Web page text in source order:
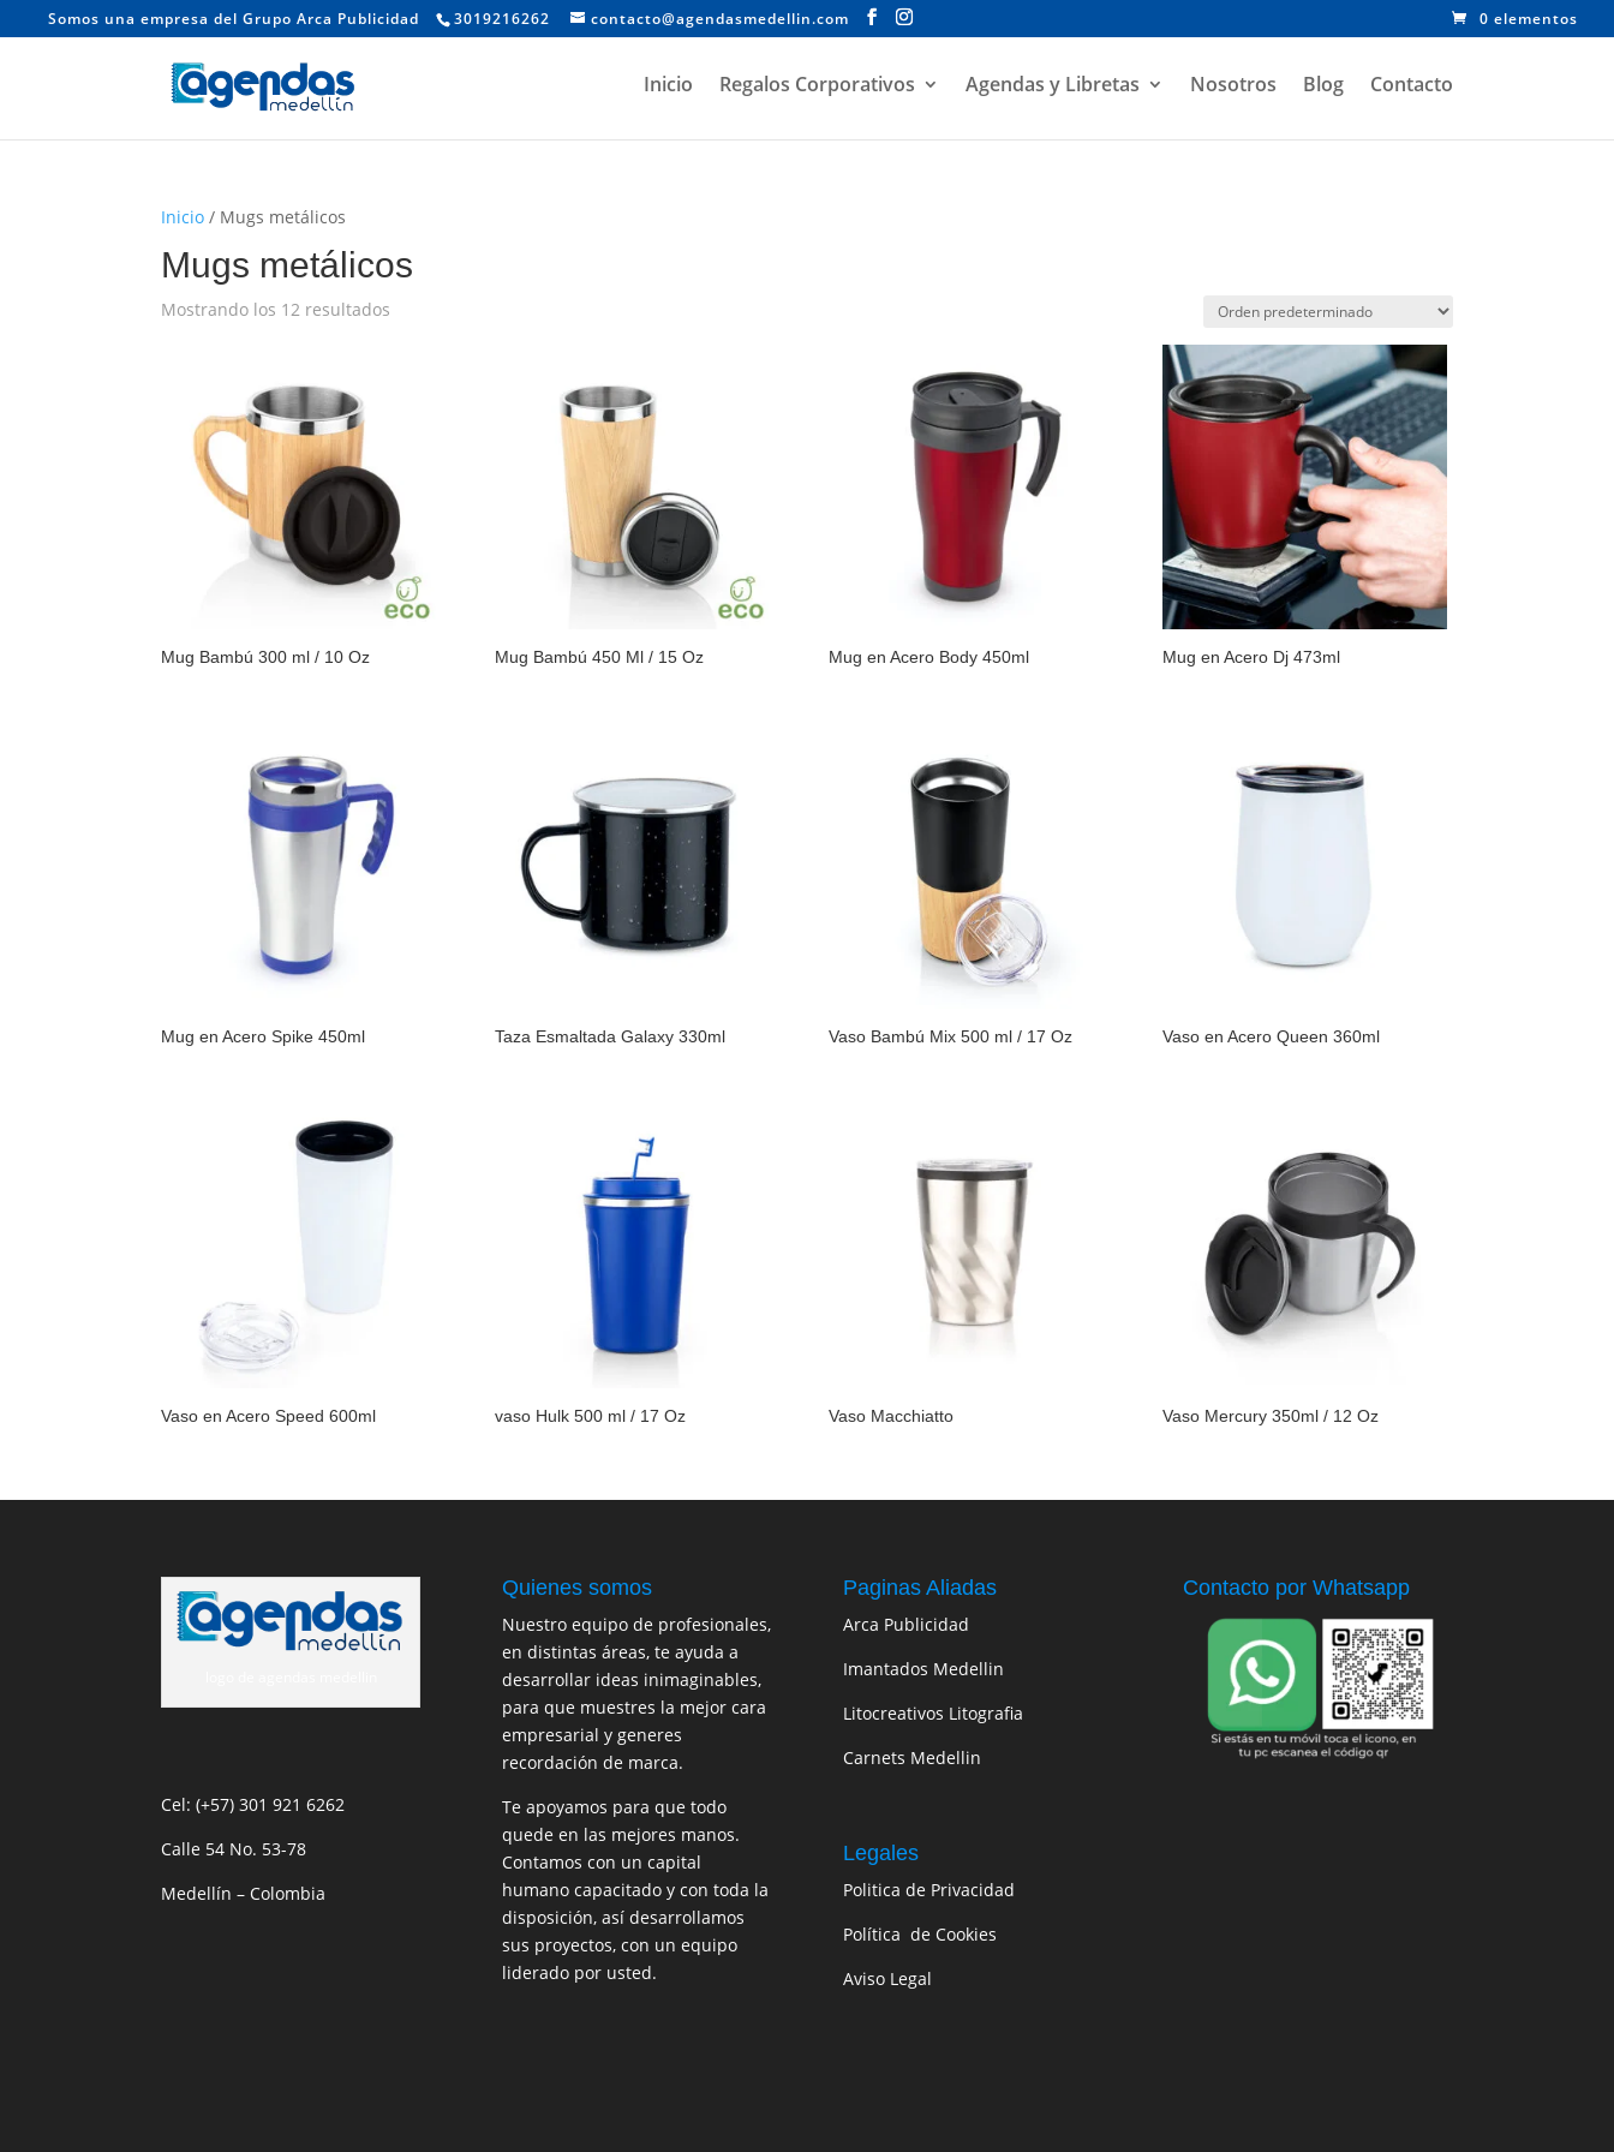
Somos una empresa del Grupo Arca Publicidad 3019216262 contacto@agendasmedellin.com 0 elementos
Inicio Regalos Corporativos Agendas y Libretas Nosotros Blog Contacto
Inicio / Mugs metálicos
Mugs metálicos
Mostrando los 12 resultados
Mug Bambú 300 ml / 10 Oz Mug Bambú 450 Ml / 15 Oz Mug en Acero Body 450ml Mug en Acero Dj 473ml
Mug en Acero Spike 450ml Taza Esmaltada Galaxy 330ml Vaso Bambú Mix 500 ml / 17 Oz Vaso en Acero Queen 360ml
Vaso en Acero Speed 600ml vaso Hulk 500 ml / 17 Oz Vaso Macchiatto Vaso Mercury 350ml / 12 Oz
Cel: (+57) 301 921 6262
Calle 54 No. 53-78
Medellín – Colombia
Quienes somos
Nuestro equipo de profesionales,
en distintas áreas, te ayuda a
desarrollar ideas inimaginables,
para que muestres la mejor cara
empresarial y generes
recordación de marca.
Te apoyamos para que todo
quede en las mejores manos.
Contamos con un capital
humano capacitado y con toda la
disposición, así desarrollamos
sus proyectos, con un equipo
liderado por usted.
Paginas Aliadas
Arca Publicidad
Imantados Medellin
Litocreativos Litografia
Carnets Medellin
Legales
Politica de Privacidad
Política de Cookies
Aviso Legal
Contacto por Whatsapp